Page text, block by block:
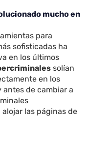
mucho en
para
sofisticadas ha
en los últimos
solían
en los
antes de cambiar a
las páginas de